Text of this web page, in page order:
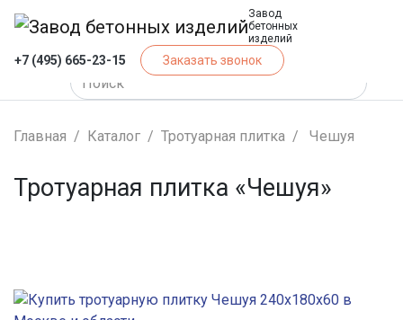
Завод
бетонных
изделий
+7 (495) 665-23-15 Заказать звонок
Главная Каталог Тротуарная плитка Чешуя
Тротуарная плитка «Чешуя»